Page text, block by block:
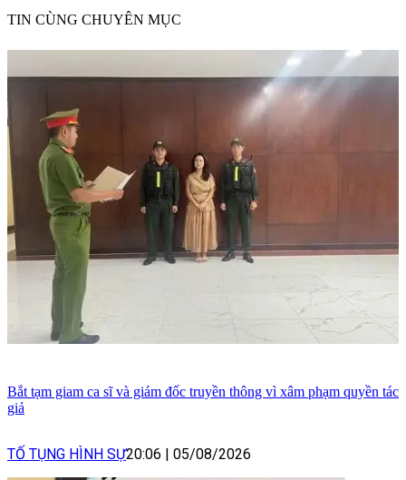
TIN CÙNG CHUYÊN MỤC
Bắt tạm giam ca sĩ và giám đốc truyền thông vì xâm phạm quyền tác
giả
TỐ TỤNG HÌNH SỰ20:06 05/08/2026